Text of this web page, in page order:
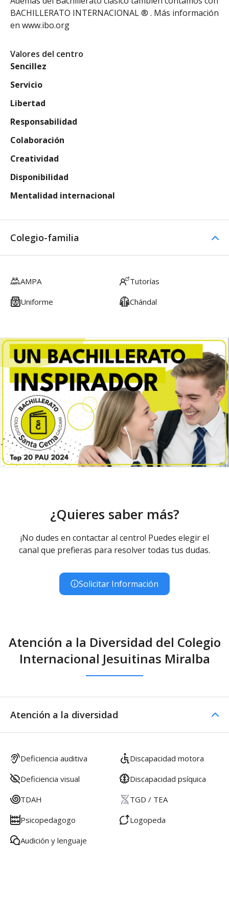
BACHILLERATO INTERNACIONAL ® . Más información
en www.ibo.org
Valores del centro
Sencillez
Servicio
Libertad
Responsabilidad
Colaboración
Creatividad
Disponibilidad
Mentalidad internacional
Colegio-familia
AMPA
Tutorías
Uniforme
Chándal
¿Quieres saber más?
¡No dudes en contactar al centro! Puedes elegir el
canal que prefieras para resolver todas tus dudas.
Solicitar Información
Atención a la Diversidad del Colegio
Internacional Jesuitinas Miralba
Atención a la diversidad
Deficiencia auditiva
Discapacidad motora
Deficiencia visual
Discapacidad psíquica
TDAH
TGD / TEA
Psicopedagogo
Logopeda
Audición y lenguaje